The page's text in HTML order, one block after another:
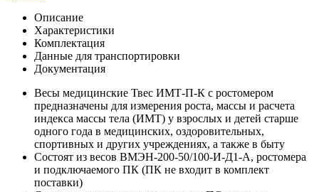
Описание
Характеристики
Комплектация
Данные для транспортировки
Документация
Весы медицинские Твес ИМТ-П-К с ростомером
предназначены для измерения роста, массы и расчета
индекса массы тела (ИМТ) у взрослых и детей старше
одного года в медицинских, оздоровительных,
спортивных и других учреждениях, а также в быту
Состоят из весов ВМЭН-200-50/100-И-Д1-А, ростомера
и подключаемого ПК (ПК не входит в комплект
поставки)